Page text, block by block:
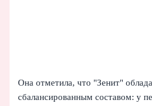
Она отметила, что "Зенит"
сбалансированным составом: у